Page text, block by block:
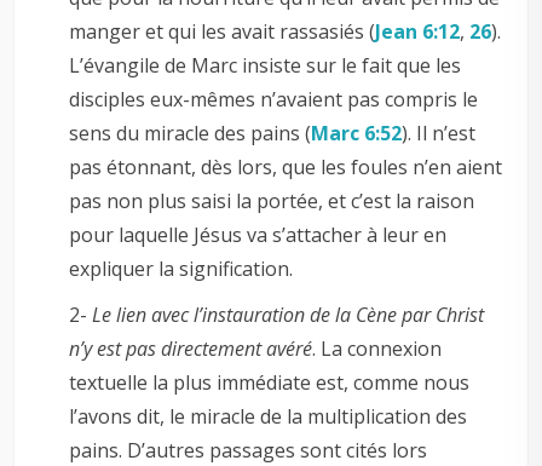
manger et qui les avait rassasiés (Jean 6:12, 26).
L’évangile de Marc insiste sur le fait que les
disciples eux-mêmes n’avaient pas compris le
sens du miracle des pains (Marc 6:52). Il n’est
pas étonnant, dès lors, que les foules n’en aient
pas non plus saisi la portée, et c’est la raison
pour laquelle Jésus va s’attacher à leur en
expliquer la signification.
2-Le lien avec l’instauration de la Cène par Christ
n’y est pas directement avéré. La connexion
textuelle la plus immédiate est, comme nous
l’avons dit, le miracle de la multiplication des
pains. D’autres passages sont cités lors